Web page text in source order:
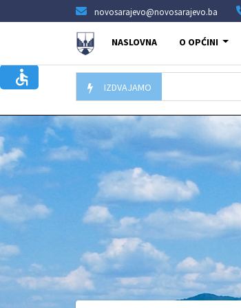
novosarajevo@novosarajevo.ba
NASLOVNA O OPĆINI
IZDVAJAMO